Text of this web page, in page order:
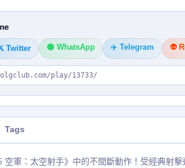
Twitter 🟢 WhatsApp ✈️ Telegram 👽
play/13733/
Tags
空軍：太空射手》中的不間斷動作！受經典射